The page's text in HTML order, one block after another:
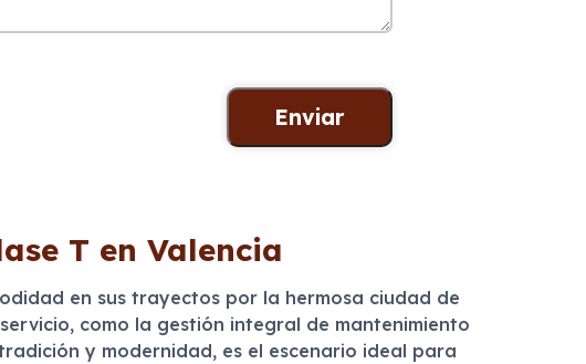
T en Valencia
en sus trayectos por la hermosa ciudad de
como la gestión integral de mantenimiento
y modernidad, es el escenario ideal para